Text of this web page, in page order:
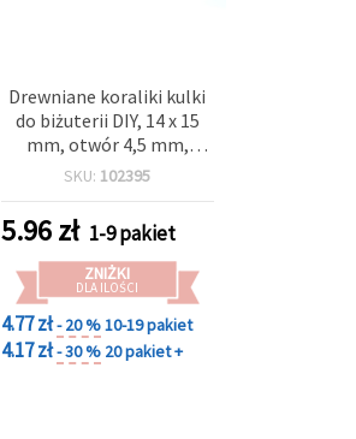
Drewniane koraliki kulki
do biżuterii DIY, 14 x 15
mm, otwór 4,5 mm,
różowe, ok. 35 szt. (ok. 40
SKU: 102395
5.96zł 1-9 pakiet
ZNIŻKI
DLA ILOŚCI
4.77 zł- 20 %10-19 pakiet
4.17 zł- 30 % 20 pakiet +